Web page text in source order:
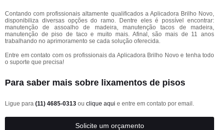
Contando com profissionais altamente qualificados a Aplicadora Brilho Novo,
disponibiliza diversas opções do ramo. Dentre eles é possível encontrar:
manutenção de assoalho de madeira, manutenção tacos de madeira,
manutenção de piso de taco e muito mais. Afinal, são mais de 11 anos
trabalhando no aprimoramento se cada solução oferecida.
Entre em contato com os profissionais da Aplicadora Brilho Novo e tenha todo
o suporte que precisa!
Para saber mais sobre lixamentos de pisos
Ligue para (11) 4685-0313 ou clique aqui e entre em contato por email.
Solicite um orçamento